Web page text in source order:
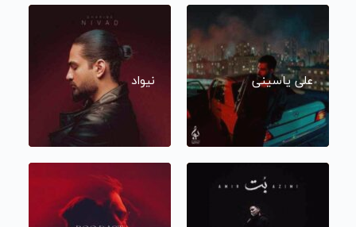
علی یاسینی نیواد